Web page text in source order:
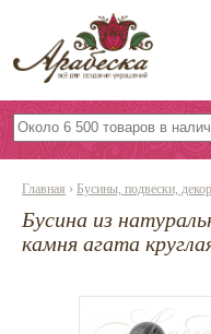
Бусины,
Бисер
Фурнитура
Инструменты и
Главная › Бусины, подвески, декор
Бусина из
камня агата